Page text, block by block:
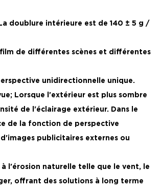
doublure intérieure est de 140 ± 5 g /
film de différentes scènes et différentes
unidirectionnelle unique.
Lorsque l'extérieur est plus sombre
de l'éclairage extérieur. Dans le
de la fonction de perspective
publicitaires externes ou
l'érosion naturelle telle que le vent, le
offrant des solutions à long terme